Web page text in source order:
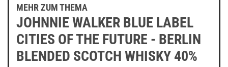
MEHR ZUM THEMA
JOHNNIE WALKER BLUE LABEL
CITIES OF THE FUTURE - BERLIN
BLENDED SCOTCH WHISKY 40%